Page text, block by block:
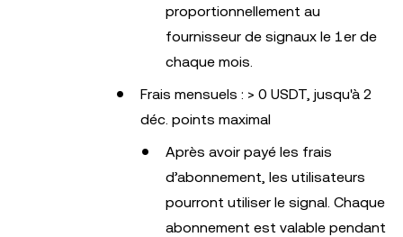
proportionnellement au
fournisseur de signaux le 1er de
chaque mois.
Frais mensuels : > 0 USDT, jusqu'à 2
déc. points maximal
Après avoir payé les frais
d’abonnement, les utilisateurs
pourront utiliser le signal. Chaque
abonnement est valable pendant